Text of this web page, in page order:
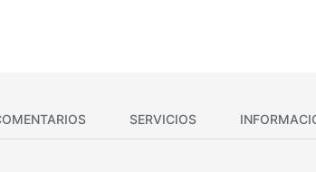
SERVICIOS